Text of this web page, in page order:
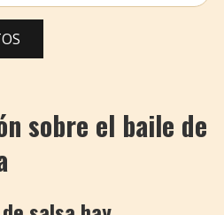
sobre el baile de